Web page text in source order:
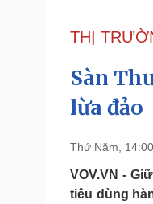
Đảng
Tổ chức nhân
Nhận diện sự
Pháp luật
Tin nóng
Tư vấn luật
THỊ
Sàn
lừa đảo
Thứ Năm,
VOV.VN -
tiêu dùng